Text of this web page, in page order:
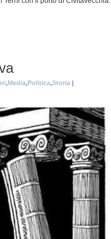
,Media,Politica,Storia |